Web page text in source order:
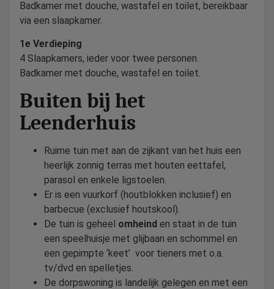
Badkamer met douche, wastafel en toilet, bereikbaar
via een slaapkamer.
1e Verdieping
4 Slaapkamers, ieder voor twee personen.
Badkamer met douche, wastafel en toilet.
Buiten bij het
Leenderhuis
Ruime tuin met aan de zijkant van het huis een
heerlijk zonnig terras met houten eettafel,
parasol en enkele ligstoelen.
Er is een vuurkorf (houtblokken inclusief) en
barbecue (exclusief houtskool).
De tuin is geheel omheind en staat in de tuin
een speelhuisje met glijbaan en schommel en
een gepimpte ‘keet’ voor tieners met o.a.
tv/dvd en spelletjes.
De dorpswoning is landelijk gelegen en met een